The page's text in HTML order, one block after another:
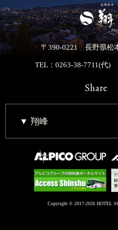
〒390-0221 長野県松
TEL：0263-38-7711(代)
Share
翔峰
Copyright © 2017-2026 HOTEL